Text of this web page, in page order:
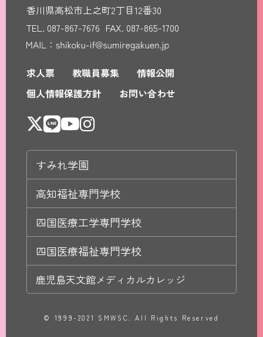
香川県高松市上之町2丁目12番30
TEL. 087-867-7676 FAX. 087-865-1700
求人票 教職員募集
情報公開
個人情報保護方針
お問い合わせ
すみれ学園
高知福祉専門学校
四国医療工学専門学校
四国医療福祉専門学校
鹿児島天文館メディカルカレッジ
© 1999-2021 SMWSC. All Rights Reserved